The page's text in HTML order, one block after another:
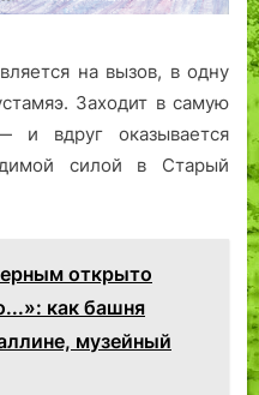
на вызов, в одну
Заходит в самую
и вдруг оказывается
силой в Старый
открыто
как башня
музейный